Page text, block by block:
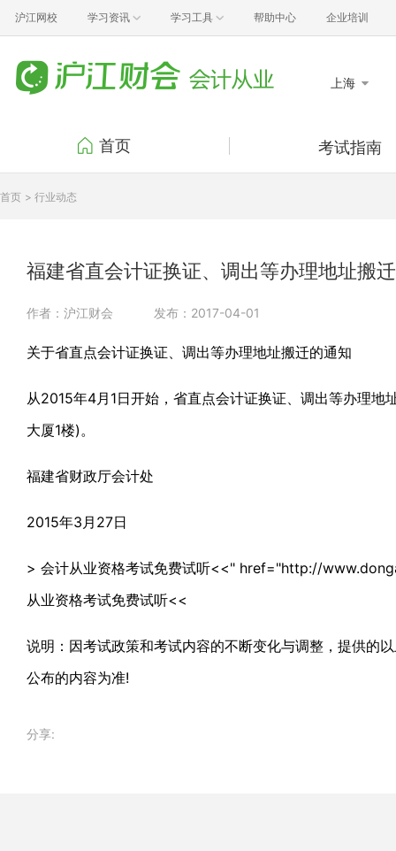
沪江网校 学习资讯 学习工具 帮助中心 企业培训
上海
首页 考试指南
行业动态
政策
首页 > 行业动态
福建省直会计证换证、调出等办理地址搬
作者：沪江财会 发布：2017-04-01
关于省直点会计证换证、调出等办理地址搬迁的通知
从2015年4月1日开始，省直点会计证换证、调出等办理
大厦1楼)。
福建省财政厅会计处
2015年3月27日
> 会计从业资格考试免费试听<<" href="http://
从业资格考试免费试听<<
说明：因考试政策和考试内容的不断变化与调整，提供的
公布的内容为准!
分享: